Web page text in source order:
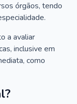
órgãos, tendo
a avaliar
inclusive em
como